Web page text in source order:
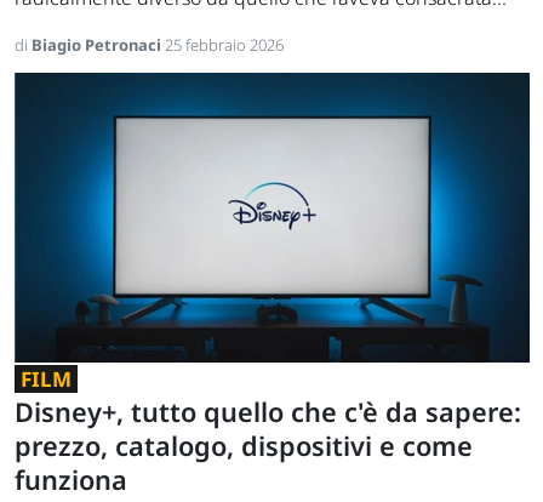
di Biagio Petronaci 25 febbraio 2026
FILM
Disney+, tutto quello che c'è da sapere:
prezzo, catalogo, dispositivi e come
funziona